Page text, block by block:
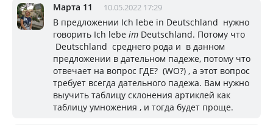
Марта 11 10.05.2022 17:29
В предложении Ich lebe in Deutschland нужно
говорить Ich lebe im Deutschland. Потому что
Deutschland среднего рода и в данном
предложении в дательном падеже, потому что
отвечает на вопрос ГДЕ? (WO?) , а этот вопрос
требует всегда дательного падежа. Вам нужно
выучить таблицу склонения артиклей как
таблицу умножения , и тогда будет проще.